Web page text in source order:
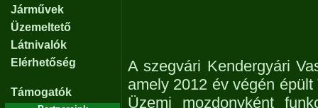
Járművek
Üzemeltető
Látnivalók
Elérhetőség
Támogatók
A szegvári Kendergyári
amely 2012 év végén
Üzemi mozdonyként